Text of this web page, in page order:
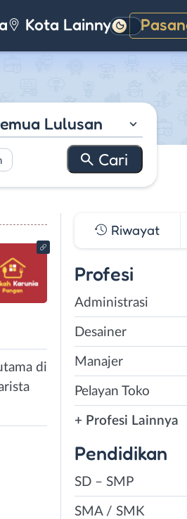
Kota LainnyaGelap
Lulusan
di
Riwayat
Profesi
Administrasi
Desainer
Manajer
Pelayan Toko
+ Profesi Lainnya
Pendidikan
SD – SMP
SMA / SMK